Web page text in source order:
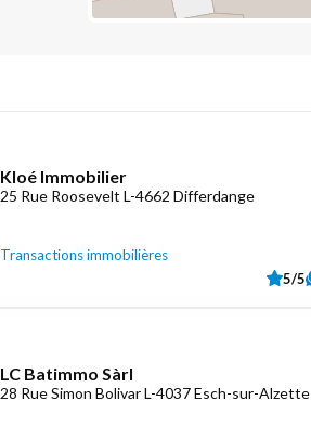
Kloé Immobilier
25 Rue Roosevelt L-4662 Differdange
Transactions immobilières
5/5
LC Batimmo Sàrl
28 Rue Simon Bolivar L-4037 Esch-sur-Alzette